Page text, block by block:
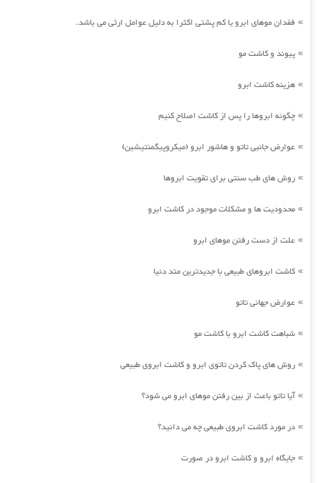
» فقدان موهای ابرو یا کم پشتی اکثرا به دلیل عوامل ارثی می باشد.
» پیوند و کاشت مو
» هزینه کاشت ابرو
» چگونه ابروها را پس از کاشت اصلاح کنیم
» عوارض جانبی تاتو و هاشور ابرو (میکروپیگمنتیشین)
» روش های طب سنتی برای تقویت ابروها
» محدودیت ها و مشکلات موجود در کاشت ابرو
» علت از دست رفتن موهای ابرو
» کاشت ابروهای طبیعی با جدیدترین متد دنیا
» عوارض جهانی تاتو
» شباهت کاشت ابرو با کاشت مو
» روش های پاک کردن تاتوی ابرو و کاشت ابروی طبیعی
»آیا تاتو باعث از بین رفتن موهای ابرو می شود؟
» در مورد کاشت ابروی طبیعی چه می دانید؟
» جایگاه ابرو و کاشت ابرو در صورت